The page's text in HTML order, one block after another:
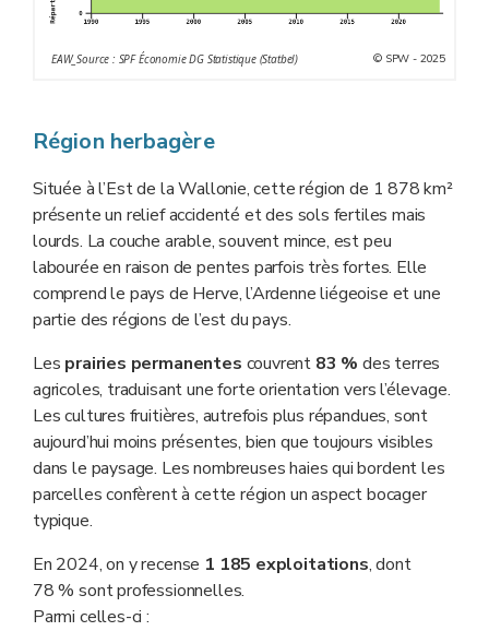
EAW_Source : SPF Économie DG Statistique (Statbel) © SPW - 2025
Région herbagère
Située à l’Est de la Wallonie, cette région de 1 878 km²
présente un relief accidenté et des sols fertiles mais
lourds. La couche arable, souvent mince, est peu
labourée en raison de pentes parfois très fortes. Elle
comprend le pays de Herve, l’Ardenne liégeoise et une
partie des régions de l’est du pays.
Les prairies permanentes couvrent 83 % des terres
agricoles, traduisant une forte orientation vers l’élevage.
Les cultures fruitières, autrefois plus répandues, sont
aujourd’hui moins présentes, bien que toujours visibles
dans le paysage. Les nombreuses haies qui bordent les
parcelles confèrent à cette région un aspect bocager
typique.
En 2024, on y recense 1 185 exploitations, dont
78 % sont professionnelles.
Parmi celles-ci :